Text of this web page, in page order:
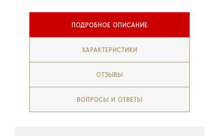
ПОДРОБНОЕ ОПИСАНИЕ
ХАРАКТЕРИСТИКИ
ОТЗЫВЫ
ВОПРОСЫ И ОТВЕТЫ